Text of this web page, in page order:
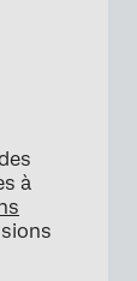
à